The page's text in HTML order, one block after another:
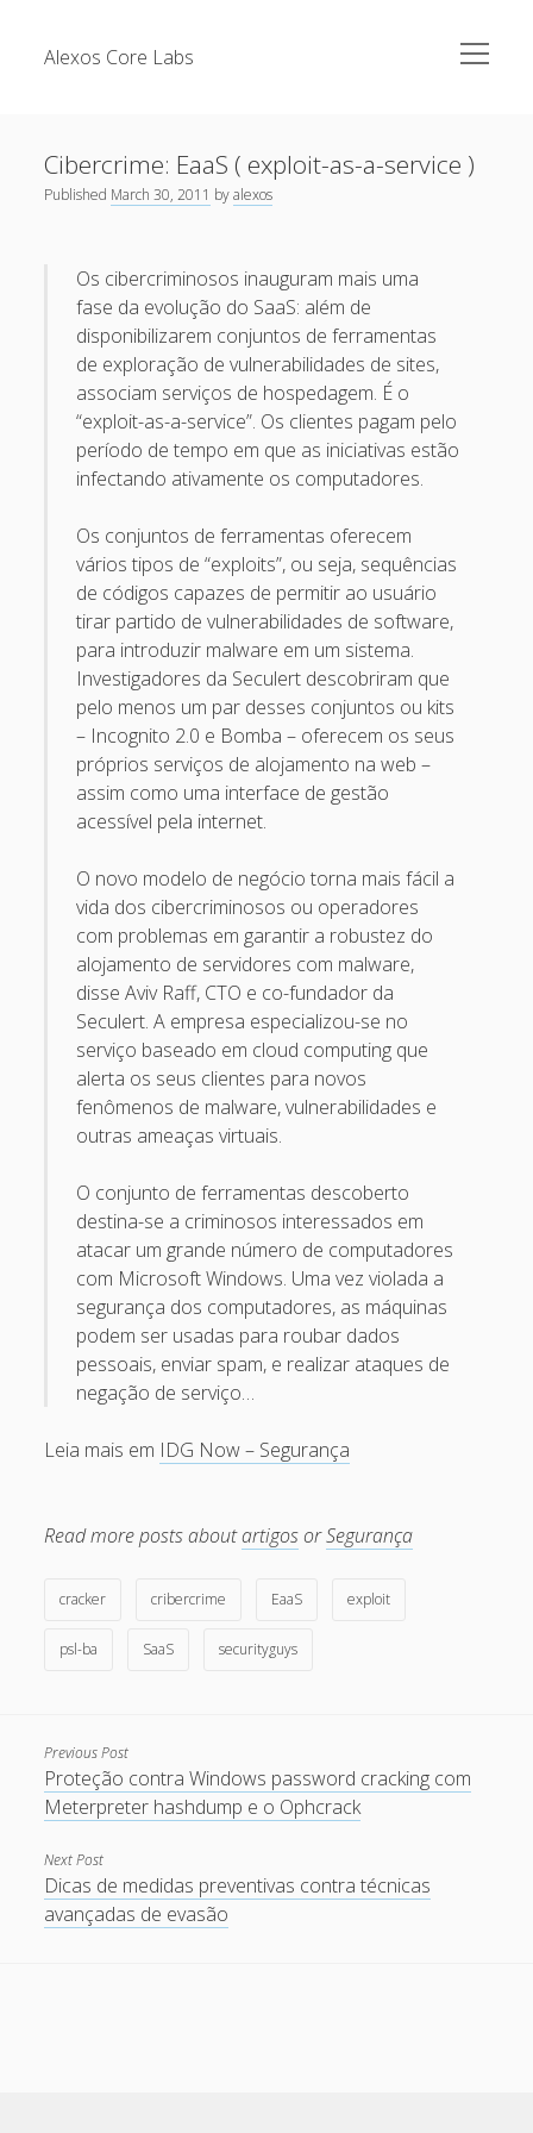
Alexos Core Labs
open
menu
Cursos
Github
Nullbyte Security Conference
Publicações
Security Advisories
Tools
Tecsec Podcast #114 – A HISTÓRIA DA NULLBYTE
SECURITY CONFERENCE
Mitigando tráfego malicioso originado da rede TOR
[Capacite] Linux – Comandos Básicos 2
[Capacite] Linux – Comandos Básicos
[Capacite] Linux – Conceitos Básicos
Recent Comments
Maicon Fonseca Zanco onProtegendo a console
administrativa contra ataques de brute force
alexosonProtegendo a console administrativa contra
ataques de brute force
Gilson Cameloon Protegendo a console administrativa
contra ataques de brute force
tuxtrackonOtimizando a detecção de ataques de SQLi
Rafael Gomes onNginx – Implantação e hardening do
nginx no Debian
Archives
September 2024
April 2022
October 2020
August 2015
July 2015
December 2014
October 2014
September 2014
November 2013
September 2013
June 2013
August 2012
July 2012
February 2012
January 2012
Cibercrime: EaaS ( exploit-as-a-service )
Published March 30, 2011 byalexos
Os cibercriminosos inauguram mais uma
fase da evolução do SaaS: além de
disponibilizarem conjuntos de ferramentas
de exploração de vulnerabilidades de sites,
associam serviços de hospedagem. É o
“exploit-as-a-service”. Os clientes pagam pelo
período de tempo em que as iniciativas estão
infectando ativamente os computadores.
Os conjuntos de ferramentas oferecem
vários tipos de “exploits”, ou seja, sequências
de códigos capazes de permitir ao usuário
tirar partido de vulnerabilidades de software,
para introduzir malware em um sistema.
Investigadores da Seculert descobriram que
pelo menos um par desses conjuntos ou kits
– Incognito 2.0 e Bomba – oferecem os seus
próprios serviços de alojamento na web –
assim como uma interface de gestão
acessível pela internet.
O novo modelo de negócio torna mais fácil a
vida dos cibercriminosos ou operadores
com problemas em garantir a robustez do
alojamento de servidores com malware,
disse Aviv Raff, CTO e co-fundador da
Seculert. A empresa especializou-se no
serviço baseado em cloud computing que
alerta os seus clientes para novos
fenômenos de malware, vulnerabilidades e
outras ameaças virtuais.
O conjunto de ferramentas descoberto
destina-se a criminosos interessados em
atacar um grande número de computadores
com Microsoft Windows. Uma vez violada a
segurança dos computadores, as máquinas
podem ser usadas para roubar dados
pessoais, enviar spam, e realizar ataques de
negação de serviço…
Leia mais em IDG Now – Segurança
Read more posts aboutartigosorSegurança
cracker cribercrime EaaS exploit
psl-ba SaaS securityguys
Previous Post
Proteção contra Windows password cracking com
Meterpreter hashdump e o Ophcrack
Next Post
Dicas de medidas preventivas contra técnicas
avançadas de evasão